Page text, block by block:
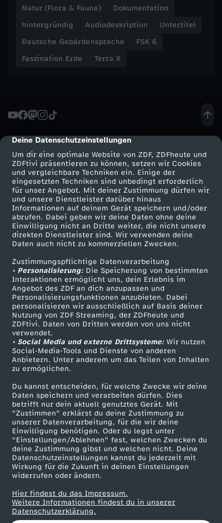
cmp-dialog-description
Deine Datenschutzeinstellungen
Um dir eine optimale Website von ZDF, ZDFheute und
ZDFtivi präsentieren zu können, setzen wir Cookies
und vergleichbare Techniken ein. Einige der
eingesetzten Techniken sind unbedingt erforderlich
für unser Angebot. Mit deiner Zustimmung dürfen wir
und unsere Dienstleister darüber hinaus
Informationen auf deinem Gerät speichern und/oder
abrufen. Dabei geben wir deine Daten ohne deine
Einwilligung nicht an Dritte weiter, die nicht unsere
direkten Dienstleister sind. Wir verwenden deine
Daten auch nicht zu kommerziellen Zwecken.
Zustimmungspflichtige Datenverarbeitung
• Personalisierung:Die Speicherung von bestimmten
Interaktionen ermöglicht uns, dein Erlebnis im
Angebot des ZDF an dich anzupassen und
Personalisierungsfunktionen anzubieten. Dabei
personalisieren wir ausschließlich auf Basis deiner
Nutzung von ZDF Streaming, der ZDFheute und
ZDFtivi. Daten von Dritten werden von uns nicht
verwendet.
• Social Media und externe Drittsysteme:Wir nutzen
Social-Media-Tools und Dienste von anderen
Anbietern. Unter anderem um das Teilen von Inhalten
zu ermöglichen.
Du kannst entscheiden, für welche Zwecke wir deine
Daten speichern und verarbeiten dürfen. Dies
betrifft nur dein aktuell genutztes Gerät. Mit
"Zustimmen" erklärst du deine Zustimmung zu
unserer Datenverarbeitung, für die wir deine
Einwilligung benötigen. Oder du legst unter
"Einstellungen/Ablehnen" fest, welchen Zwecken du
deine Zustimmung gibst und welchen nicht. Deine
Datenschutzeinstellungen kannst du jederzeit mit
Wirkung für die Zukunft in deinen Einstellungen
widerrufen oder ändern.
Hier findest du das Impressum.
Weitere Informationen findest du in unserer
Datenschutzerklärung.
Natur (Flora & Fauna)
Dokumentation
hintergründig
Audiodeskription
Untertitel
Deutsche Gebärdensprache
FSK 6
Faszination Erde
Terra X
Mehr ZDF
ZDF-Apps
Smart TV
ZDFtext
Livestreams
Sendungen A-Z
TV-Programm
Service
ZDFmitreden
Kontakt zum ZDF
Tickets
Zuschauerservice
Hilfe
ZDF Unternehmen
Karriere
ZDF goes Schule
Werbefernsehen
Mainzelmännchen
Partner